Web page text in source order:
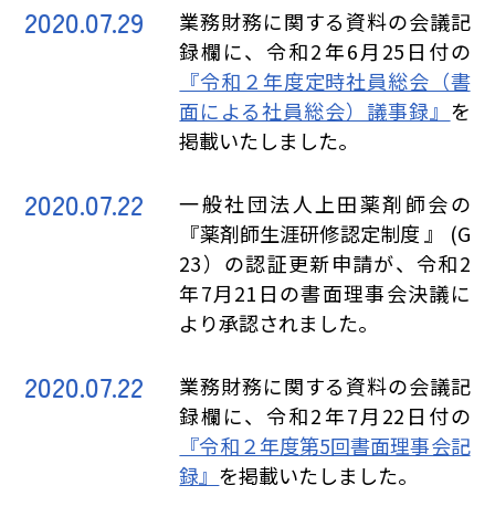
2020.07.29
業務財務に関する資料の会議記
録欄に、令和2年6月25日付の
『令和２年度定時社員総会（書
面による社員総会）議事録』 を
掲載いたしました。
2020.07.22
一般社団法人上田薬剤師会の
『薬剤師生涯研修認定制度 』 (G
23）の認証更新申請が、令和2
年7月21日の書面理事会決議に
より承認されました。
2020.07.22
業務財務に関する資料の会議記
録欄に、令和2年7月22日付の
『令和２年度第5回書面理事会記
録』 を掲載いたしました。